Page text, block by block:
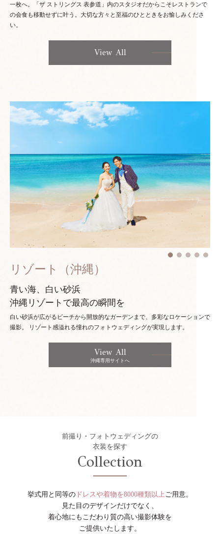
一枚へ。「ザ ストリングス 表参道」内のスタジオだからこそレストランで
の会食も移動せずに叶う。大切な方々と至福のひとときをお愉しみくださ
い。
View All
リゾート（沖縄）
青い海、白い砂浜
沖縄リゾートで最高の瞬間を
白い砂浜が広がるビーチから開放的なガーデンまで、多彩なロケーションで
撮影。
リゾート感溢れる憧れのフォトウェディングが実現します。
View All
沖縄専用サイトへ
前撮り・フォトウェディングの
衣装を探す
Collection
挙式用と同等の ドレスや着物を8000種類以上 ご用意。
見た目のデザインだけでなく、
着心地にもこだわり質の高い撮影体験を
ご提供いたします。